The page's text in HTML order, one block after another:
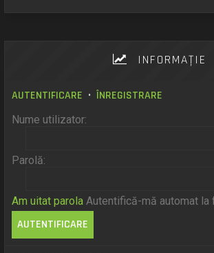
INFORMAŢIE
AUTENTIFICARE •ÎNREGISTRARE
Nume utilizator:
Parolă:
Am uitat parola Autentifică-mă automat